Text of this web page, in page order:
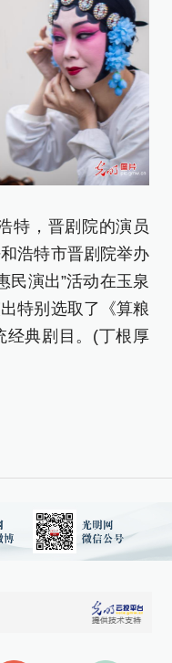
特，晋剧院的演员
浩特市晋剧院举办
民演出”活动在玉泉
特别选取了《算粮
经典剧目。(丁根厚